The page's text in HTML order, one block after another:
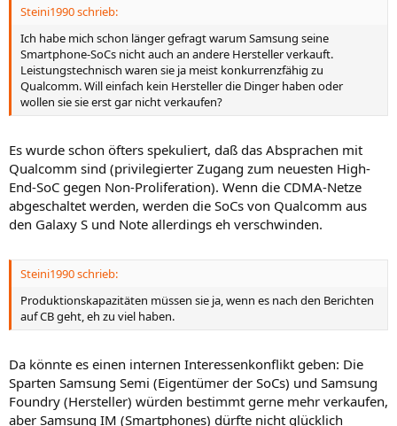
Steini1990 schrieb:
Ich habe mich schon länger gefragt warum Samsung seine
Smartphone-SoCs nicht auch an andere Hersteller verkauft.
Leistungstechnisch waren sie ja meist konkurrenzfähig zu
Qualcomm. Will einfach kein Hersteller die Dinger haben oder
wollen sie sie erst gar nicht verkaufen?
Es wurde schon öfters spekuliert, daß das Absprachen mit
Qualcomm sind (privilegierter Zugang zum neuesten High-
End-SoC gegen Non-Proliferation). Wenn die CDMA-Netze
abgeschaltet werden, werden die SoCs von Qualcomm aus
den Galaxy S und Note allerdings eh verschwinden.
Steini1990 schrieb:
Produktionskapazitäten müssen sie ja, wenn es nach den Berichten
auf CB geht, eh zu viel haben.
Da könnte es einen internen Interessenkonflikt geben: Die
Sparten Samsung Semi (Eigentümer der SoCs) und Samsung
Foundry (Hersteller) würden bestimmt gerne mehr verkaufen,
aber Samsung IM (Smartphones) dürfte nicht glücklich